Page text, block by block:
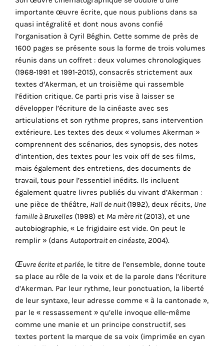
importante œuvre écrite, que nous publions dans sa
quasi intégralité et dont nous avons confié
l’organisation à Cyril Béghin. Cette somme de près de
1600 pages se présente sous la forme de trois volumes
réunis dans un coffret : deux volumes chronologiques
(1968-1991 et 1991-2015), consacrés strictement aux
textes d’Akerman, et un troisième qui rassemble
l’édition critique. Ce parti pris vise à laisser se
développer l’écriture de la cinéaste avec ses
articulations et son rythme propres, sans intervention
extérieure. Les textes des deux « volumes Akerman »
comprennent des scénarios, des synopsis, des notes
d’intention, des textes pour les voix off de ses films,
mais également des entretiens, des documents de
travail, tous pour l’essentiel inédits. Ils incluent
également quatre livres publiés du vivant d’Akerman :
une pièce de théâtre, Hall de nuit(1992), deux récits, Une
famille à Bruxelles(1998) et Ma mère rit(2013), et une
autobiographie, « Le frigidaire est vide. On peut le
remplir » (dans Autoportrait en cinéaste, 2004).
Œuvre écrite et parlée, le titre de l’ensemble, donne toute
sa place au rôle de la voix et de la parole dans l’écriture
d’Akerman. Par leur rythme, leur ponctuation, la liberté
de leur syntaxe, leur adresse comme « à la cantonade »,
par le « ressassement » qu’elle invoque elle-même
comme une manie et un principe constructif, ses
textes portent la marque de sa voix (imprimée en cyan
notre
web.
continuant
utiliser
vous
consentez
l'utilisation
cookies
techniques.
Cookies
analytiques
cookies,
nous
obtenons
aperçu